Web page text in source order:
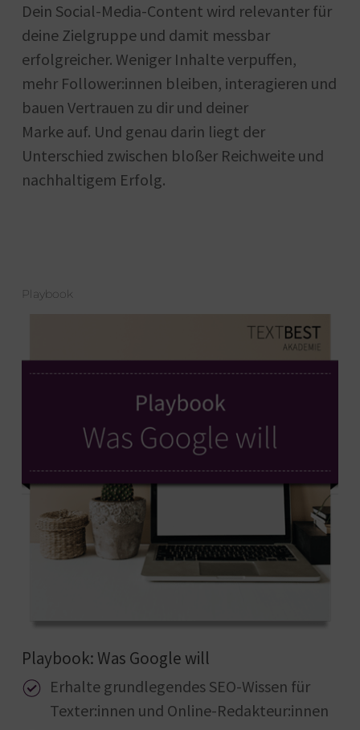
Dein Social-Media-Content wird relevanter für
deine Zielgruppe und damit messbar
erfolgreicher. Weniger Inhalte verpuffen,
mehr Follower:innen bleiben, interagieren und
bauen Vertrauen zu dir und deiner
Marke auf. Und genau darin liegt der
Unterschied zwischen bloßer Reichweite und
nachhaltigem Erfolg.
Playbook
Playbook: Was Google will
Erhalte grundlegendes SEO-Wissen für
Texter:innen und Online-Redakteur:innen